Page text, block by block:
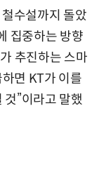
수설까지 돌았
집중하는 방향
추진하는 스마
면 KT가 이를
”이라고 말했